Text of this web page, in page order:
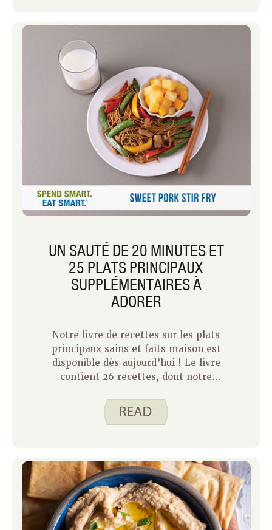
j’essaie d’avoir beaucoup de snacks et
de boissons sous la main pour que
personne ne quitte la maison le ventre
vide.
UN SAUTÉ DE 20 MINUTES ET
25 PLATS PRINCIPAUX
SUPPLÉMENTAIRES À
ADORER
Notre livre de recettes sur les plats
principaux sains et faits maison est
disponible dès aujourd’hui ! Le livre
contient 26 recettes, dont notre
Stir Fry. Les recettes incluent une
analyse nutritionnelle, des instructions
pour les cuisiniers débutants et
expérimentés. Il propose quelques
outils utiles pour simplifier la cuisine,
notamment :